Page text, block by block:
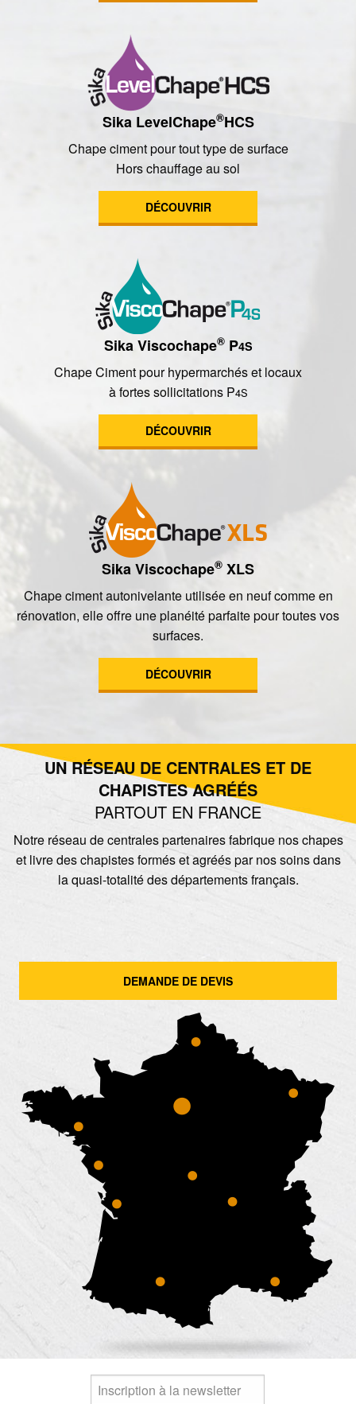
Sika LevelChape®HCS
Chape ciment pour tout type de surface
Hors chauffage au sol
DÉCOUVRIR
Sika Viscochape®P4S
Chape Ciment pour hypermarchés et locaux
à fortes sollicitations P4S
DÉCOUVRIR
Sika Viscochape® XLS
Chape ciment autonivelante utilisée en neuf comme en
rénovation, elle offre une planéité parfaite pour toutes vos
surfaces.
DÉCOUVRIR
UN RÉSEAU DE CENTRALES ET DE
CHAPISTES AGRÉÉS
PARTOUT EN FRANCE
Notre réseau de centrales partenaires fabrique nos chapes
et livre des chapistes formés et agréés par nos soins dans
la quasi-totalité des départements français.
DEMANDE DE DEVIS